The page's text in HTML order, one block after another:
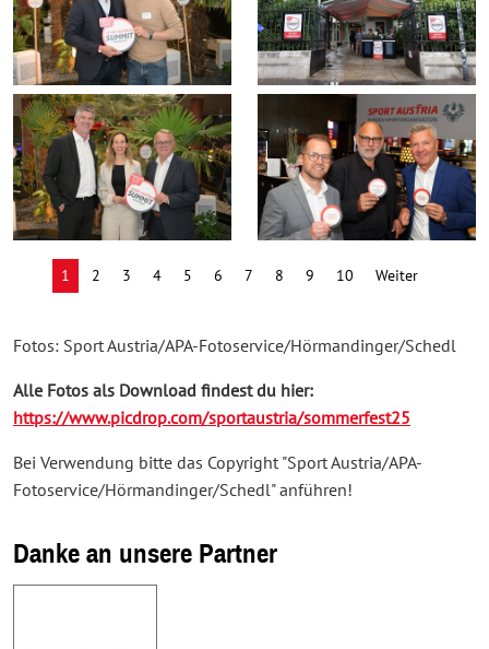
1 2 3 4 5 6 7 8 9 10 Weiter
Fotos: Sport Austria/APA-Fotoservice/Hörmandinger/Schedl
Alle Fotos als Download findest du hier:
https://www.picdrop.com/sportaustria/sommerfest25
Bei Verwendung bitte das Copyright "Sport Austria/APA-
Fotoservice/Hörmandinger/Schedl" anführen!
Danke an unsere Partner